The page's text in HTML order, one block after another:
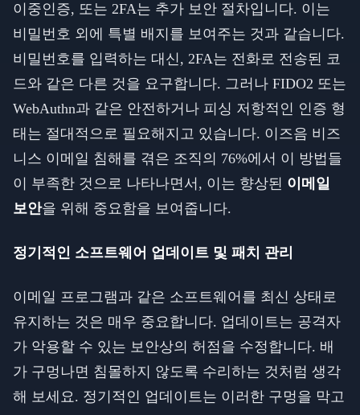
이중인증, 또는 2FA는 추가 보안 절차입니다. 이는
비밀번호 외에 특별 배지를 보여주는 것과 같습니다.
비밀번호를 입력하는 대신, 2FA는 전화로 전송된 코
드와 같은 다른 것을 요구합니다. 그러나 FIDO2 또는
WebAuthn과 같은 안전하거나 피싱 저항적인 인증 형
태는 절대적으로 필요해지고 있습니다. 이즈음 비즈
니스 이메일 침해를 겪은 조직의 76%에서 이 방법들
이 부족한 것으로 나타나면서, 이는 향상된 이메일
보안을 위해 중요함을 보여줍니다.
정기적인 소프트웨어 업데이트 및 패치 관리
이메일 프로그램과 같은 소프트웨어를 최신 상태로
유지하는 것은 매우 중요합니다. 업데이트는 공격자
가 악용할 수 있는 보안상의 허점을 수정합니다. 배
가 구멍나면 침몰하지 않도록 수리하는 것처럼 생각
해 보세요. 정기적인 업데이트는 이러한 구멍을 막고